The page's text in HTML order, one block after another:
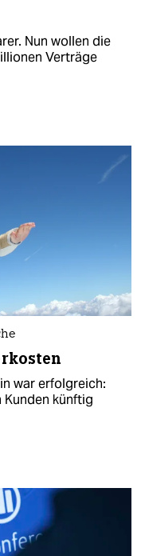
Nun wollen die
Verträge
war erfolgreich:
Kunden künftig